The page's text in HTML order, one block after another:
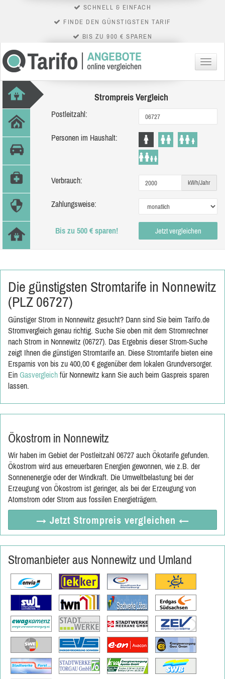
SCHNELL & EINFACH
FINDE DEN GÜNSTIGSTEN TARIF
BIS ZU 900 € SPAREN
Menü
Strompreis Vergleich
Postleitzahl:
Personen im Haushalt:
Verbrauch: kWh/Jahr
Zahlungsweise:
Bis zu 500 € sparen! Jetzt vergleichen
Die günstigsten Stromtarife in Nonnewitz
(PLZ 06727)
Günstiger Strom in Nonnewitz gesucht? Dann sind Sie beim Tarifo.de
Stromvergleich genau richtig. Suche Sie oben mit dem Stromrechner
nach Strom in Nonnewitz (06727). Das Ergebnis dieser Strom-Suche
zeigt Ihnen die günstigen Stromtarife an. Diese Stromtarife bieten eine
Ersparnis von bis zu 400,00 € gegenüber dem lokalen Grundversorger.
Ein Gasvergleich für Nonnewitz kann Sie auch beim Gaspreis sparen
lassen.
Ökostrom in Nonnewitz
Wir haben im Gebiet der Postleitzahl 06727 auch Ökotarife gefunden.
Ökostrom wird aus erneuerbaren Energien gewonnen, wie z.B. der
Sonnenenergie oder der Windkraft. Die Umweltbelastung bei der
Erzeugung von Ökostrom ist geringer, als bei der Erzeugung von
Atomstrom oder Strom aus fossilen Energieträgern.
→ Jetzt Strompreis vergleichen ←
Stromanbieter aus Nonnewitz und Umland